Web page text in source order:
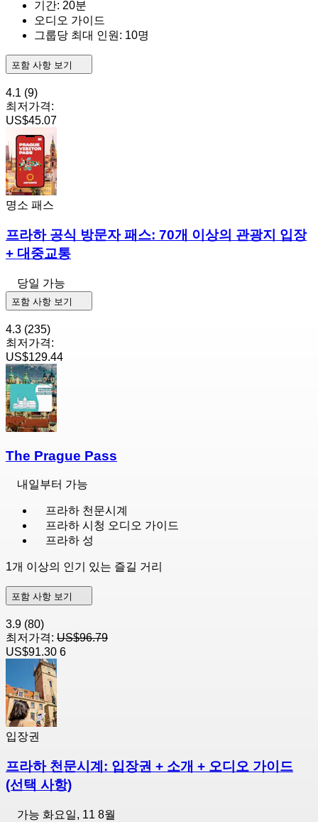
기간: 20분
오디오 가이드
그룹당 최대 인원: 10명
포함 사항 보기
4.1 (9)
최저가격:
US$45.07
명소 패스
프라하 공식 방문자 패스: 70개 이상의 관광지 입장
+ 대중교통
당일 가능
포함 사항 보기
4.3 (235)
최저가격:
US$129.44
The Prague Pass
내일부터 가능
프라하 천문시계
프라하 시청 오디오 가이드
프라하 성
1개 이상의 인기 있는 즐길 거리
포함 사항 보기
3.9 (80)
최저가격: US$96.79
US$91.30 6
입장권
프라하 천문시계: 입장권 + 소개 + 오디오 가이드
(선택 사항)
가능 화요일, 11 8월